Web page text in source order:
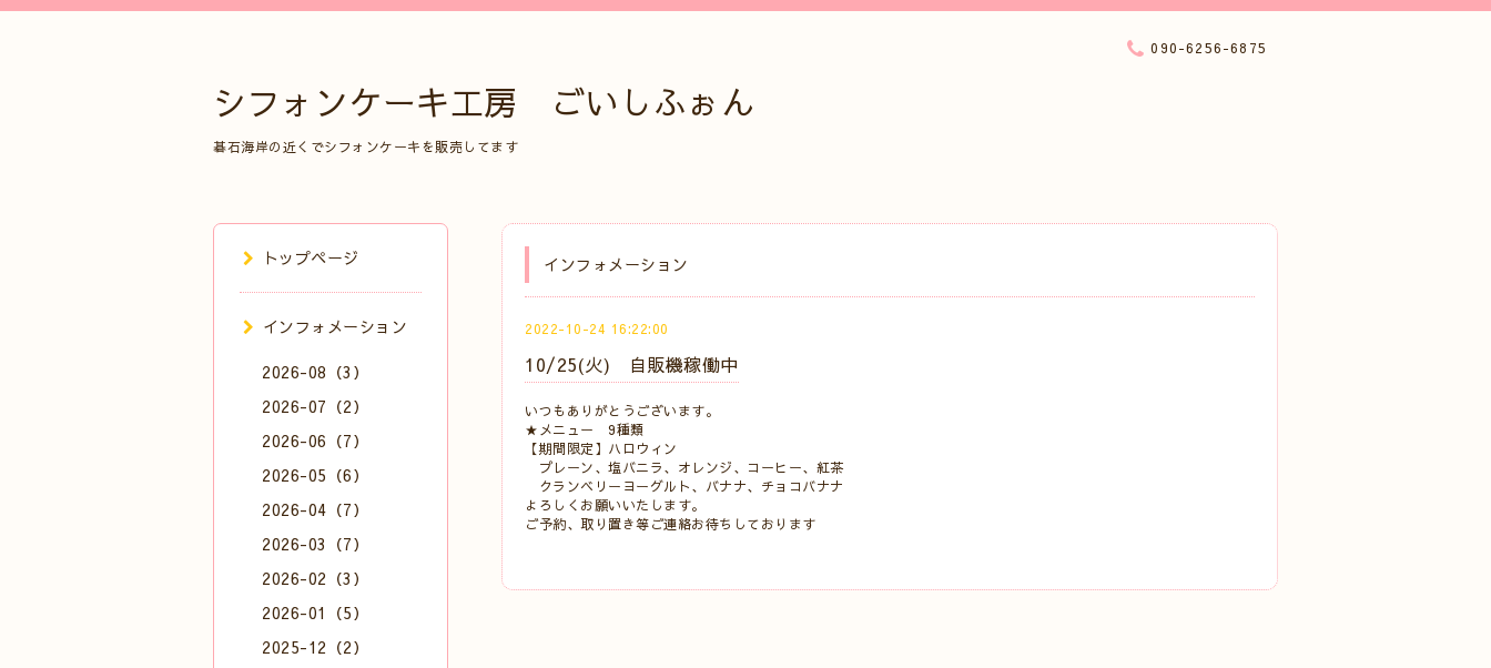
シフォンケーキ工房 ごいしふぉん
碁石海岸の近くでシフォンケーキを販売してます
090-6256-6875
インフォメーション
2022-10-24 16:22:00
10/25(火) 自販機稼働中
いつもありがとうございます。
★メニュー 9種類
【期間限定】ハロウィン
プレーン、塩バニラ、オレンジ、コーヒー、紅茶
クランベリーヨーグルト、バナナ、チョコバナナ
よろしくお願いいたします。
ご予約、取り置き等ご連絡お待ちしております
トップページ
インフォメーション
2026-08（3）
2026-07（2）
2026-06（7）
2026-05（6）
2026-04（7）
2026-03（7）
2026-02（3）
2026-01（5）
2025-12（2）